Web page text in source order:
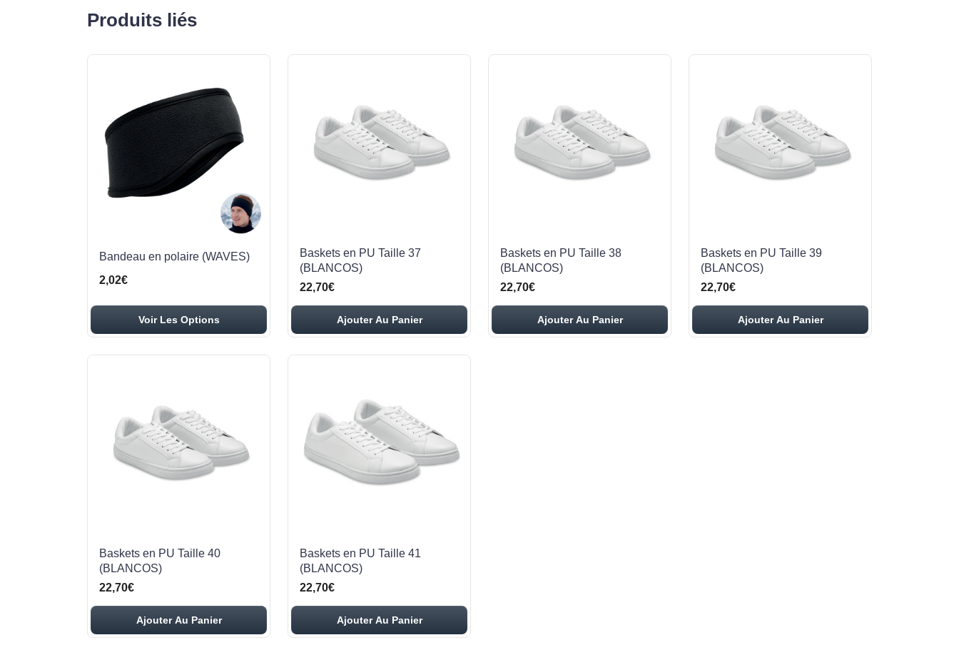
Produits liés
Bandeau en polaire (WAVES)
2,02€
Voir Les Options
Baskets en PU Taille 37
(BLANCOS)
22,70€
Ajouter Au Panier
Baskets en PU Taille 38
(BLANCOS)
22,70€
Ajouter Au Panier
Baskets en PU Taille 39
(BLANCOS)
22,70€
Ajouter Au Panier
Baskets en PU Taille 40
(BLANCOS)
22,70€
Ajouter Au Panier
Baskets en PU Taille 41
(BLANCOS)
22,70€
Ajouter Au Panier